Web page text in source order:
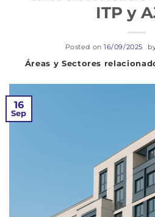
ITP y
Posted on16/09/2025
16
Sep